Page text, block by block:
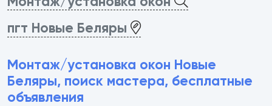
пгт Новые Беляры
Монтаж/установка окон Новые
Беляры, поиск мастера, бесплатные
объявления